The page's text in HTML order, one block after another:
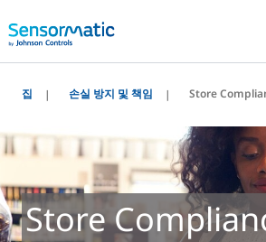
집 손실 방지 및 책임 Store
Store